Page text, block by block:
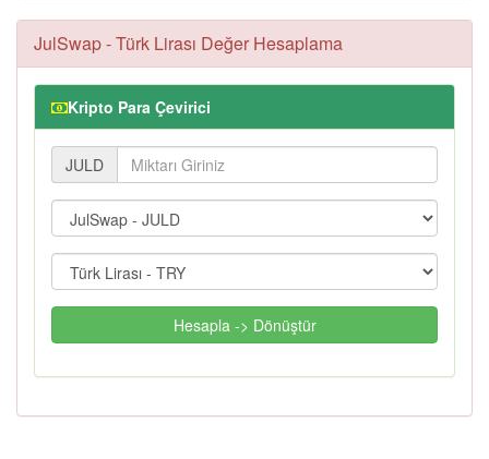
JulSwap - Türk Lirası Değer Hesaplama
Kripto Para Çevirici
JULD
Hesapla -> Dönüştür